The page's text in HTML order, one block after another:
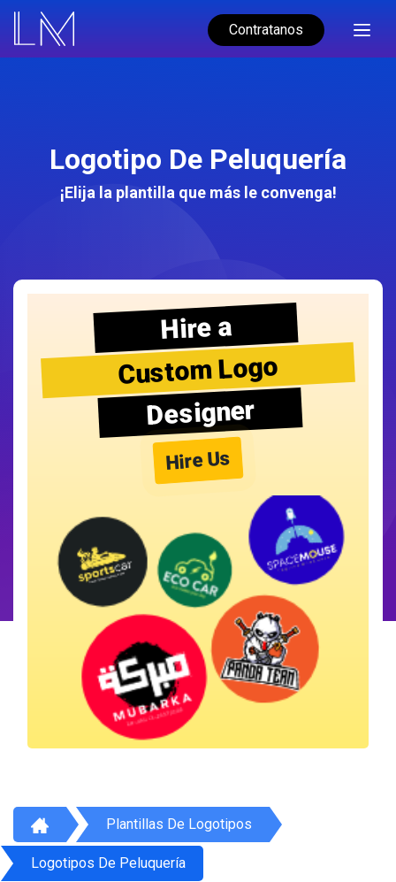
Contratanos
Logotipo De Peluquería
¡Elija la plantilla que más le convenga!
Hire a
Custom Logo
Designer
Hire Us
Plantillas De Logotipos
Logotipos De Peluquería